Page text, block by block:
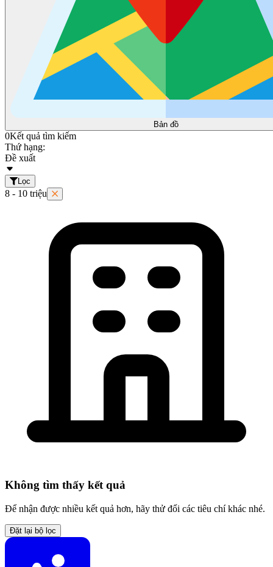
Bản đồ
0Kết quả tìm kiếm
Thứ hạng:
Đề xuất
Lọc
8 - 10 triệu
Không tìm thấy kết quả
Để nhận được nhiều kết quả hơn, hãy thử đổi các tiêu chí khác nhé.
Đặt lại bộ lọc